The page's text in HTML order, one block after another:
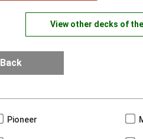
View other decks of
Back
Pioneer